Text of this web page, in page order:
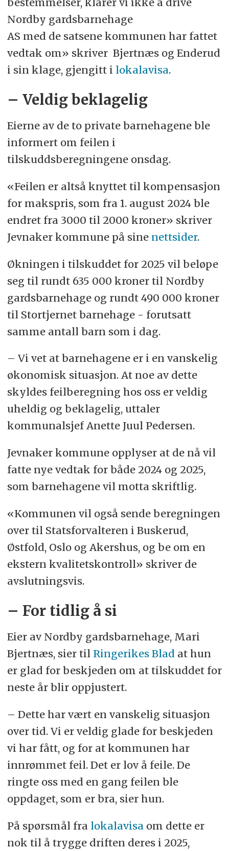
Nordby gardsbarnehage
AS med de satsene kommunen har fattet
vedtak om» skriver Bjertnæs og Enderud
i sin klage, gjengitt i lokalavisa.
– Veldig beklagelig
Eierne av de to private barnehagene ble
informert om feilen i
tilskuddsberegningene onsdag.
«Feilen er altså knyttet til kompensasjon
for makspris, som fra 1. august 2024 ble
endret fra 3000 til 2000 kroner» skriver
Jevnaker kommune på sine nettsider.
Økningen i tilskuddet for 2025 vil beløpe
seg til rundt 635 000 kroner til Nordby
gardsbarnehage og rundt 490 000 kroner
til Stortjernet barnehage - forutsatt
samme antall barn som i dag.
– Vi vet at barnehagene er i en vanskelig
økonomisk situasjon. At noe av dette
skyldes feilberegning hos oss er veldig
uheldig og beklagelig, uttaler
kommunalsjef Anette Juul Pedersen.
Jevnaker kommune opplyser at de nå vil
fatte nye vedtak for både 2024 og 2025,
som barnehagene vil motta skriftlig.
«Kommunen vil også sende beregningen
over til Statsforvalteren i Buskerud,
Østfold, Oslo og Akershus, og be om en
ekstern kvalitetskontroll» skriver de
avslutningsvis.
– For tidlig å si
Eier av Nordby gardsbarnehage, Mari
Bjertnæs, sier til Ringerikes Blad at hun
er glad for beskjeden om at tilskuddet for
neste år blir oppjustert.
– Dette har vært en vanskelig situasjon
over tid. Vi er veldig glade for beskjeden
vi har fått, og for at kommunen har
innrømmet feil. Det er lov å feile. De
ringte oss med en gang feilen ble
oppdaget, som er bra, sier hun.
På spørsmål fra lokalavisa om dette er
nok til å trygge driften deres i 2025,